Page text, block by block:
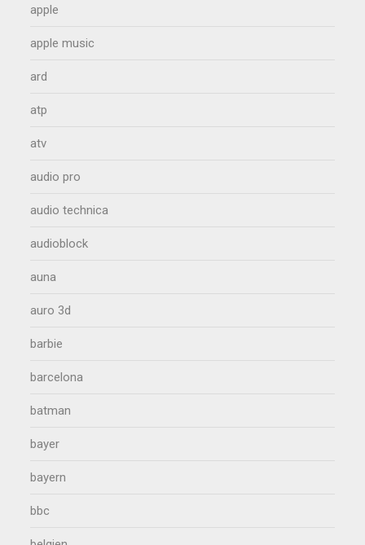
apple
apple music
ard
atp
atv
audio pro
audio technica
audioblock
auna
auro 3d
barbie
barcelona
batman
bayer
bayern
bbc